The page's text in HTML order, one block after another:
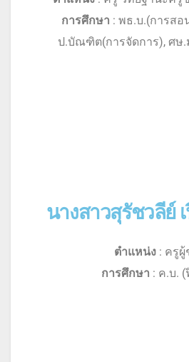
การศึกษา : พธ.บ.(การส
ป.บัณฑิต(การจัดการ), ศษ
นางสาวสุรัชวลีย์
ตำแหน่ง: ครูผู้
การศึกษา : ค.บ.